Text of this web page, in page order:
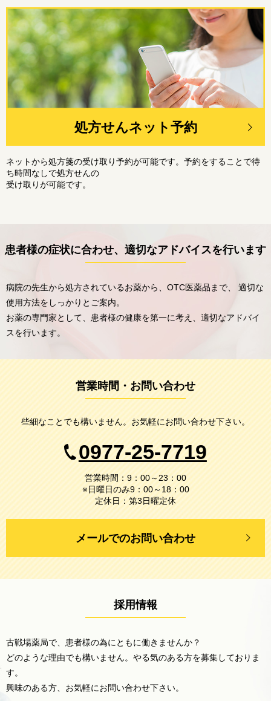
処方せんネット予約
ネットから処方箋の受け取り予約が可能です。予約をすることで待
ち時間なしで処方せんの
受け取りが可能です。
患者様の症状に合わせ、適切なアドバイスを行います
病院の先生から処方されているお薬から、OTC医薬品まで、
適切な
使用方法をしっかりとご案内。
お薬の専門家として、患者様の健康を第一に考え、適切なアドバイ
スを行います。
営業時間・お問い合わせ
些細なことでも構いません。お気軽にお問い合わせ下さい。
0977-25-7719
営業時間：9：00～23：00
※日曜日のみ9：00～18：00
定休日：第3日曜定休
メールでのお問い合わせ
採用情報
古戦場薬局で、患者様の為にともに働きませんか？
どのような理由でも構いません。やる気のある方を募集しておりま
す。
興味のある方、お気軽にお問い合わせ下さい。